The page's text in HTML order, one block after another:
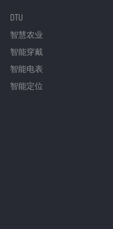
DTU
智慧农业
智能穿戴
智能电表
智能定位